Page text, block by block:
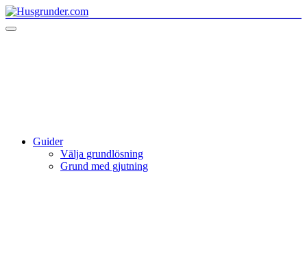
Guider
Välja grundlösning
Grund med gjutning